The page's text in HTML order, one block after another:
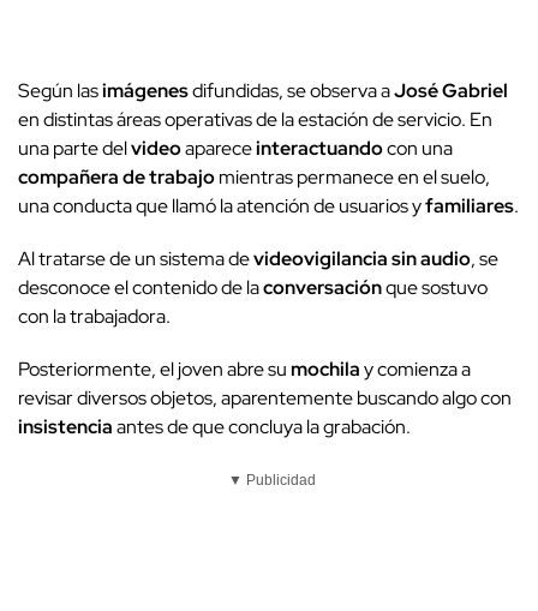
Según lasimágenesdifundidas, se observa aJosé Gabriel
en distintas áreas operativas de la estación de servicio. En
una parte delvideoapareceinteractuandocon una
compañera de trabajomientras permanece en el suelo,
una conducta que llamó la atención de usuarios yfamiliares.
Al tratarse de un sistema devideovigilanciasin audio, se
desconoce el contenido de laconversaciónque sostuvo
con la trabajadora.
Posteriormente, el joven abre sumochilay comienza a
revisar diversos objetos, aparentemente buscando algo con
insistenciaantes de que concluya la grabación.
▼ Publicidad